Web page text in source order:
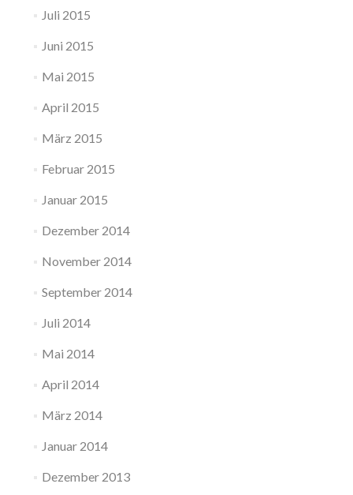
Juli 2015
Juni 2015
Mai 2015
April 2015
März 2015
Februar 2015
Januar 2015
Dezember 2014
November 2014
September 2014
Juli 2014
Mai 2014
April 2014
März 2014
Januar 2014
Dezember 2013